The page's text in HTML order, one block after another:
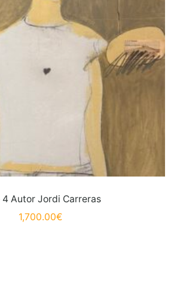
4 Autor Jordi Carreras
1,700.00€